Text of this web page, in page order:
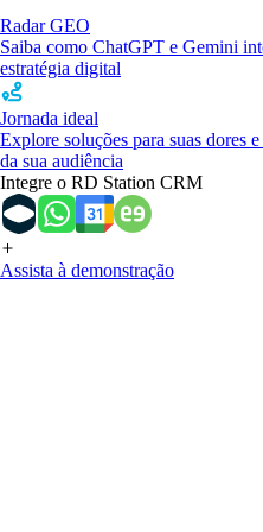
Radar GEO
Saiba como ChatGPT e Gemini
estratégia digital
Jornada ideal
Explore soluções para suas dores
da sua audiência
Integre o RD Station CRM
Assista à demonstração